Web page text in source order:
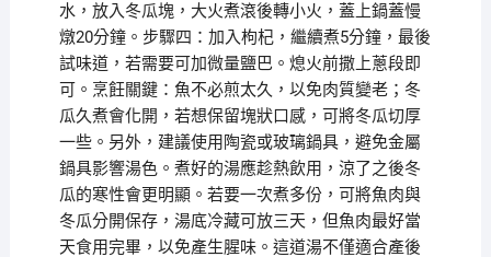
水，放入冬瓜塊，大火煮滾後轉小火，蓋上鍋蓋慢
燉20分鐘。步驟四：加入枸杞，繼續煮5分鐘，最後
試味道，若需要可加微量鹽巴。熄火前撒上蔥段即
可。烹飪關鍵：魚不必煎太久，以免肉質變老；冬
瓜久煮會化開，若想保留塊狀口感，可將冬瓜切厚
一些。另外，建議使用陶瓷或玻璃鍋具，避免金屬
鍋具影響湯色。煮好的湯應趁熱飲用，涼了之後冬
瓜的寒性會更明顯。若要一次煮多份，可將魚肉與
冬瓜分開保存，湯底冷藏可放三天，但魚肉最好當
天食用完畢，以免產生腥味。這道湯不僅適合產後